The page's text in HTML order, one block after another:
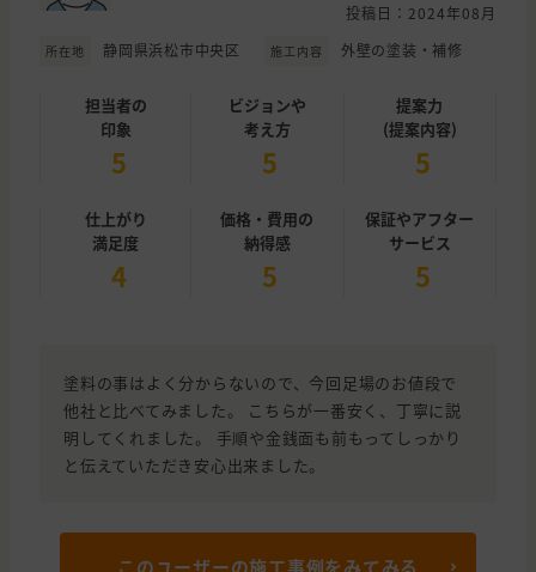
投稿日：2024年08月
所在地 静岡県浜松市中央区 施工内容 外壁の塗装・補修
担当者の
印象
5
ビジョンや
考え方
5
提案力
(提案内容)
5
仕上がり
満足度
4
価格・費用の
納得感
5
保証やアフター
サービス
5
塗料の事はよく分からないので、今回足場のお値段で
他社と比べてみました。 こちらが一番安く、丁寧に説
明してくれました。 手順や金銭面も前もってしっかり
と伝えていただき安心出来ました。
このユーザーの施工事例をみてみる